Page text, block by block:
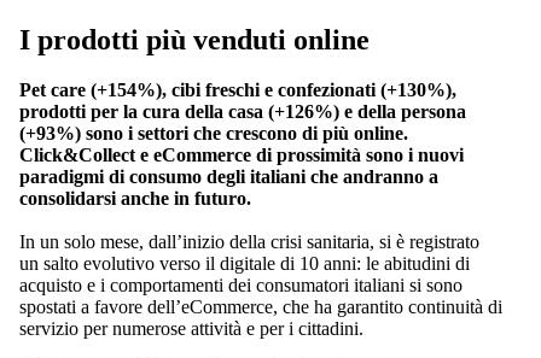
I prodotti più venduti online
Pet care (+154%), cibi freschi e confezionati (+130%),
prodotti per la cura della casa (+126%) e della persona
(+93%) sono i settori che crescono di più online.
Click&Collect e eCommerce di prossimità sono i nuovi
paradigmi di consumo degli italiani che andranno a
consolidarsi anche in futuro.
In un solo mese, dall’inizio della crisi sanitaria, si è registrato
un salto evolutivo verso il digitale di 10 anni: le abitudini di
acquisto e i comportamenti dei consumatori italiani si sono
spostati a favore dell’eCommerce, che ha garantito continuità di
servizio per numerose attività e per i cittadini.